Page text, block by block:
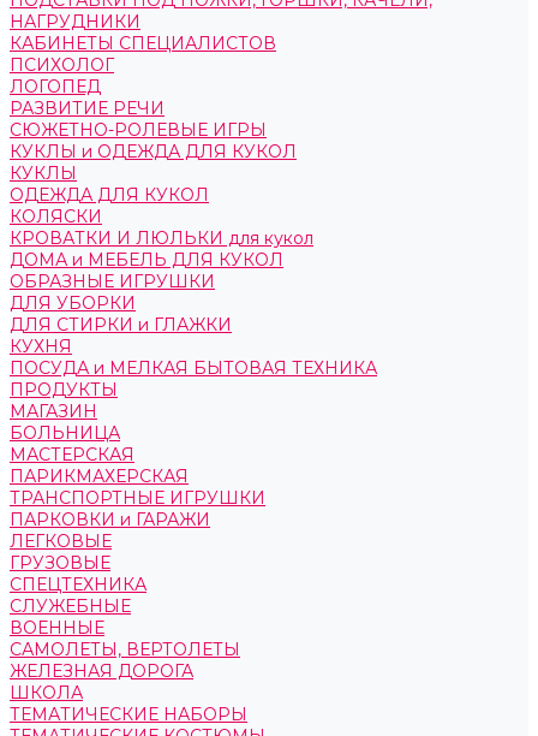
НАГРУДНИКИ
КАБИНЕТЫ СПЕЦИАЛИСТОВ
ПСИХОЛОГ
ЛОГОПЕД
РАЗВИТИЕ РЕЧИ
СЮЖЕТНО-РОЛЕВЫЕ ИГРЫ
КУКЛЫ и ОДЕЖДА ДЛЯ КУКОЛ
КУКЛЫ
ОДЕЖДА ДЛЯ КУКОЛ
КОЛЯСКИ
КРОВАТКИ И ЛЮЛЬКИ для кукол
ДОМА и МЕБЕЛЬ ДЛЯ КУКОЛ
ОБРАЗНЫЕ ИГРУШКИ
ДЛЯ УБОРКИ
ДЛЯ СТИРКИ и ГЛАЖКИ
КУХНЯ
ПОСУДА и МЕЛКАЯ БЫТОВАЯ ТЕХНИКА
ПРОДУКТЫ
МАГАЗИН
БОЛЬНИЦА
МАСТЕРСКАЯ
ПАРИКМАХЕРСКАЯ
ТРАНСПОРТНЫЕ ИГРУШКИ
ПАРКОВКИ и ГАРАЖИ
ЛЕГКОВЫЕ
ГРУЗОВЫЕ
СПЕЦТЕХНИКА
СЛУЖЕБНЫЕ
ВОЕННЫЕ
САМОЛЕТЫ, ВЕРТОЛЕТЫ
ЖЕЛЕЗНАЯ ДОРОГА
ШКОЛА
ТЕМАТИЧЕСКИЕ НАБОРЫ